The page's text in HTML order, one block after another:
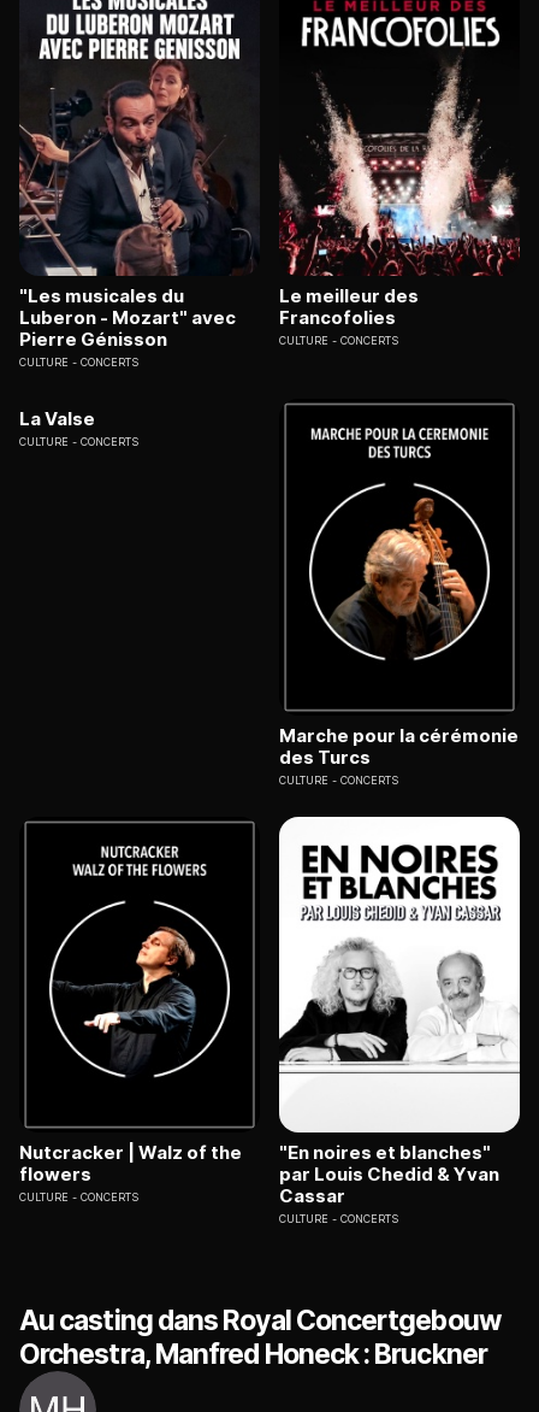
"Les musicales du
Luberon - Mozart" avec
Pierre Génisson
CULTURE CONCERTS
Le meilleur des
Francofolies
CULTURE CONCERTS
La Valse
CULTURE CONCERTS
Marche pour la cérémonie
des Turcs
CULTURE CONCERTS
Nutcracker | Walz of the
flowers
CULTURE CONCERTS
"En noires et blanches"
par Louis Chedid & Yvan
Cassar
CULTURE CONCERTS
Au casting dans Royal Concertgebouw
Orchestra, Manfred Honeck : Bruckner